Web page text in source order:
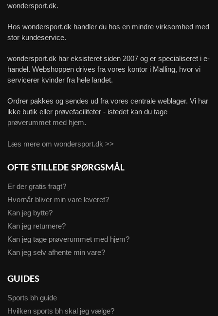
wondersport.dk.
Hos wondersport.dk handler du hos en mindre virksomhed med
stor kundeservice.
wondersport.dk har eksisteret siden 2007 og er specialiseret i e-
handel. Webshoppen drives fra vores kontor i Malling, hvor vi
servicerer kvinder fra hele landet.
Ordrer pakkes og sendes ud fra vores centrale weblager. Vi har
ikke butik eller prøvefaciliteter - istedet kan du tage
prøverummet med hjem.
Læs mere om wondersport.dk >>
OFTE STILLEDE SPØRGSMÅL
Er der gratis fragt?
Hvornår bliver min vare leveret?
Kan jeg bytte?
Kan jeg returnere?
Kan jeg tage prøverummet med hjem?
Kan jeg selv afhente min vare?
GUIDES
Sports bh guide
Hvilken sports bh skal jeg vælge?